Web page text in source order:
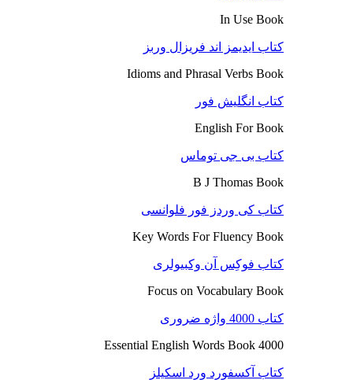
In Use Book
کتاب ایدیمز اند فریزال وربز
Idioms and Phrasal Verbs Book
کتاب انگلیش فور
English For Book
کتاب بی جی توماس
B J Thomas Book
کتاب کی وردز فور فلوانسی
Key Words For Fluency Book
کتاب فوکِس آن وکبیولری
Focus on Vocabulary Book
کتاب 4000 واژه ضروری
4000 Essential English Words Book
کتاب آکسفورد ورد اسکیلز